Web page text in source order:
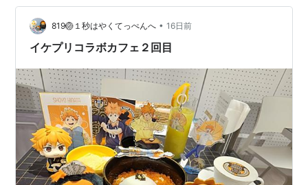
ハイキュー!! 10 (ジャンプコミック
作者: 古舘春一
出版社/メーカー:集英社
発売日:2014/04/04
メディア:
コミック
この商品を含むブログ (17件) を見る
ハイキュー!! 11 (ジャンプコミック
ス)
んのにどうなってんの。
819🏐１秒はやくてっぺんへ • 16日前
イケプリコラボカフェ２回目